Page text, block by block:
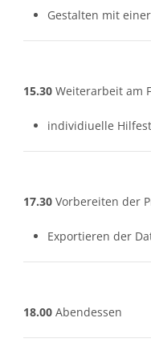
Gestalten mit
15.30 Weiterarbeit am
individiuelle
17.30 Vorbereiten der
Exportieren der
18.00 Abendessen